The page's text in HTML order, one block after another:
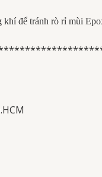
để tránh rò rỉ mùi